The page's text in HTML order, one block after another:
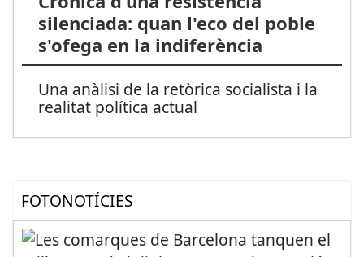
silenciada: quan l'eco del poble
s'ofega en la indiferència
Una anàlisi de la retòrica socialista i la
realitat política actual
FOTONOTÍCIES